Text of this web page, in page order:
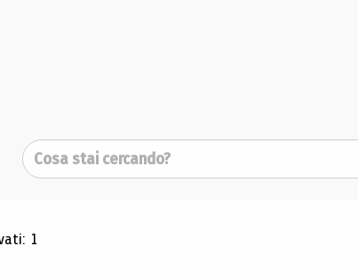
Cerca
di ricerca
1